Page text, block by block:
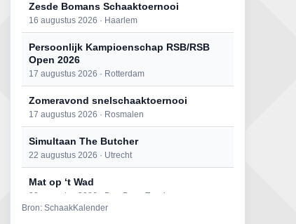
Zesde Bomans Schaaktoernooi
16 augustus 2026 · Haarlem
Persoonlijk Kampioenschap RSB/RSB
Open 2026
17 augustus 2026 · Rotterdam
Zomeravond snelschaaktoernooi
17 augustus 2026 · Rosmalen
Simultaan The Butcher
22 augustus 2026 · Utrecht
Mat op ‘t Wad
22 augustus 2026 · Den Burg, Texel
Bron: SchaakKalender